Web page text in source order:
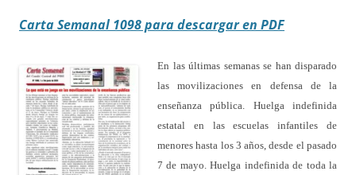
Carta Semanal 1098 para descargar en PDF
En las últimas semanas se han disparado
las movilizaciones en defensa de la
enseñanza pública. Huelga indefinida
estatal en las escuelas infantiles de
menores hasta los 3 años, desde el pasado
7 de mayo. Huelga indefinida de toda la